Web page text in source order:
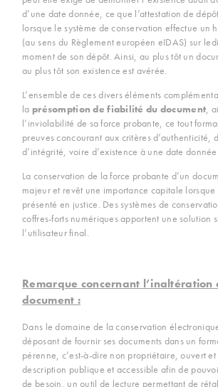
d’une date donnée, ce que l’attestation de
lorsque le système de conservation effectue un
(au sens du Règlement européen eIDAS) sur
moment de son dépôt. Ainsi, au plus tôt un
au plus tôt son existence est avérée.
L’ensemble de ces divers éléments
la présomption de fiabilité du document,
l’inviolabilité de sa force probante, ce tout
preuves concourant aux critères d’authenticité,
d’intégrité, voire d’existence à une date donnée.
La conservation de la force probante d’un
majeur et revêt une importance capitale
présenté en justice. Des systèmes de
coffres-forts numériques apportent une solution
l’utilisateur final.
Remarque concernant l’inaltération
document :
Dans le domaine de la conservation
déposant de fournir ses documents dans un
pérenne, c’est-à-dire non propriétaire, ouvert et
description publique et accessible afin de
de besoin, un outil de lecture permettant de